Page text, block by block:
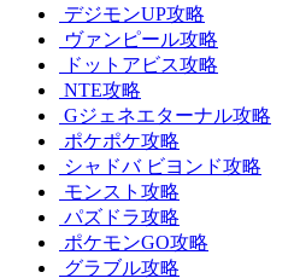
デジモンUP攻略
ヴァンピール攻略
ドットアビス攻略
NTE攻略
Gジェネエターナル攻略
ポケポケ攻略
シャドバ ビヨンド攻略
モンスト攻略
パズドラ攻略
ポケモンGO攻略
グラブル攻略